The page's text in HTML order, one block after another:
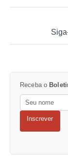
Receba o
Inscrever